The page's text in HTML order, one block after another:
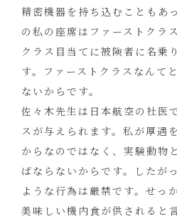
精密機器を持ち込むこともあ
の私の座席はファーストクラ
クラス目当てに被険者に名乗
す。ファーストクラスなんて
ないからです。
佐々木先生は日本航空の社医
スが与えられます。私が厚遇
からなのではなく、実験動物
ばならないからです。したが
ような行為は厳禁です。せっ
美味しい機内食が供されると